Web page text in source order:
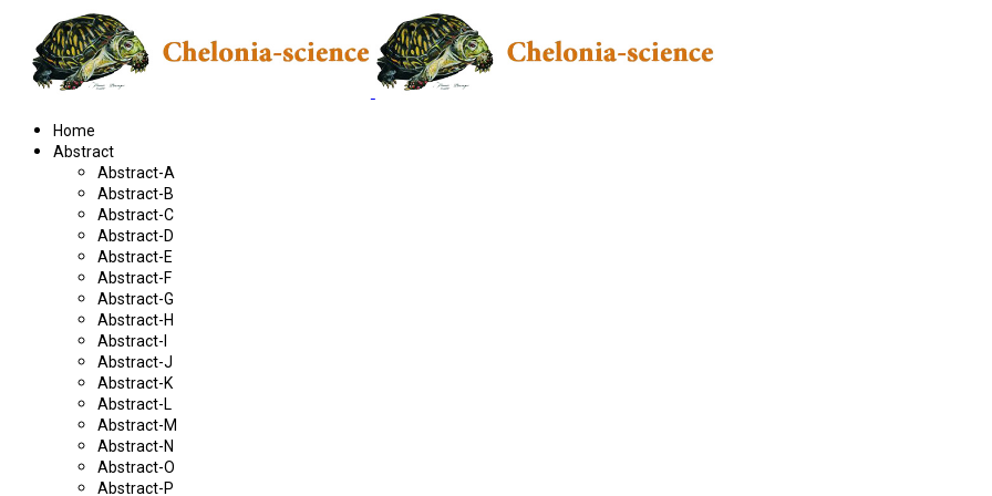
Home
Abstract
Abstract-A
Abstract-B
Abstract-C
Abstract-D
Abstract-E
Abstract-F
Abstract-G
Abstract-H
Abstract-I
Abstract-J
Abstract-K
Abstract-L
Abstract-M
Abstract-N
Abstract-O
Abstract-P